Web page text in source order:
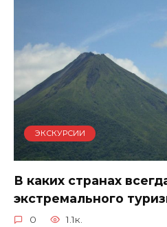
ЭКСКУРСИИ
В каких странах
экстремального
0 1.1к.